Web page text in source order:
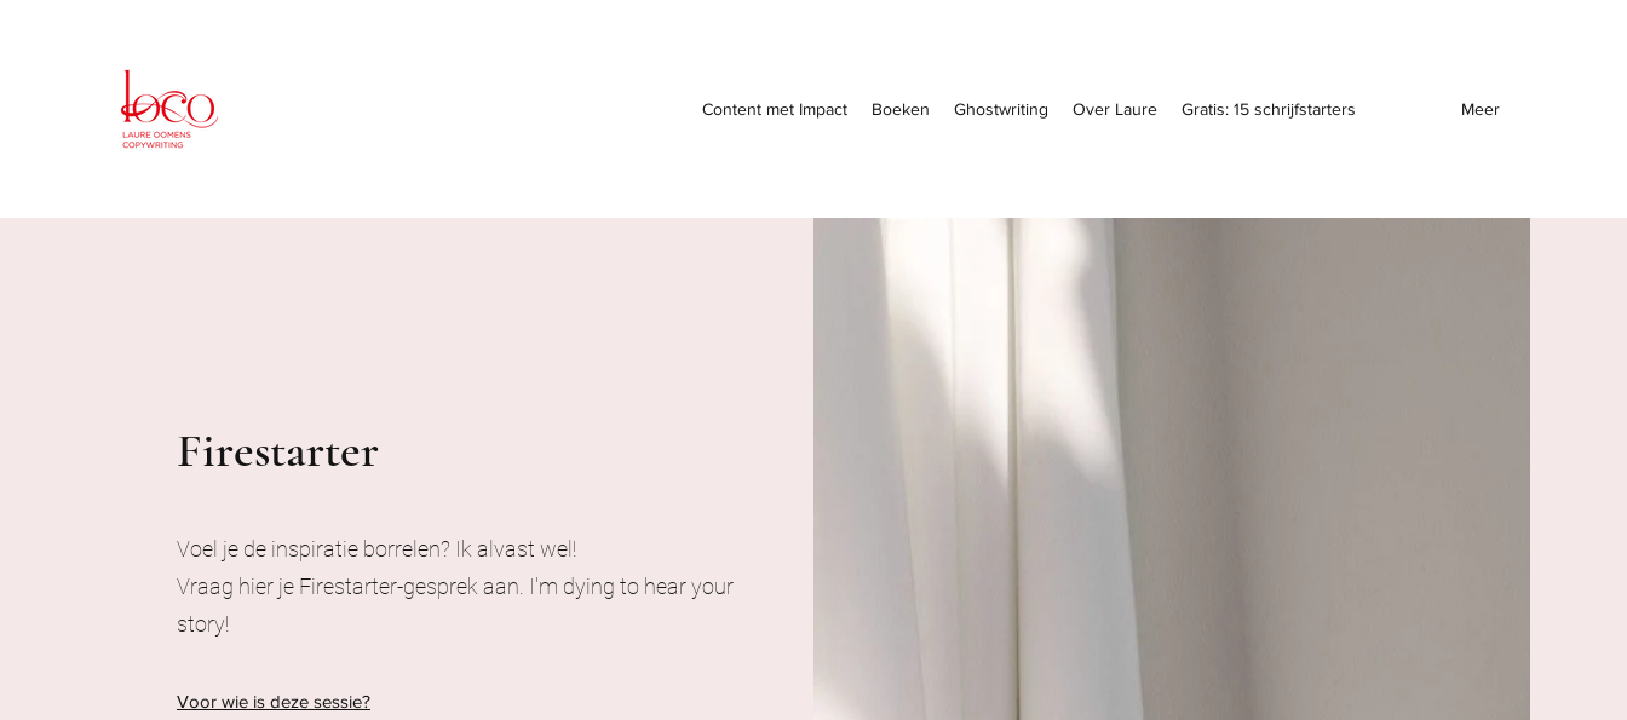
Content met Impact Boeken Ghostwriting Over Laure Gratis: 15 schrijfstarters Meer
Firestarter
Voel je de inspiratie borrelen? Ik alvast wel!
Vraag hier je Firestarter-gesprek aan. I'm dying to hear your
story!
Voor wie is deze sessie?